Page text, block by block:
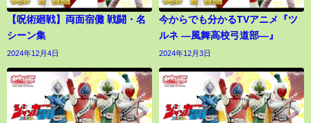
【呪術廻戦】両面宿儺 戦闘・名
シーン集
2024年12月4日
今からでも分かるTVアニメ『ツ
ルネ ―風舞高校弓道部―』
2024年12月3日